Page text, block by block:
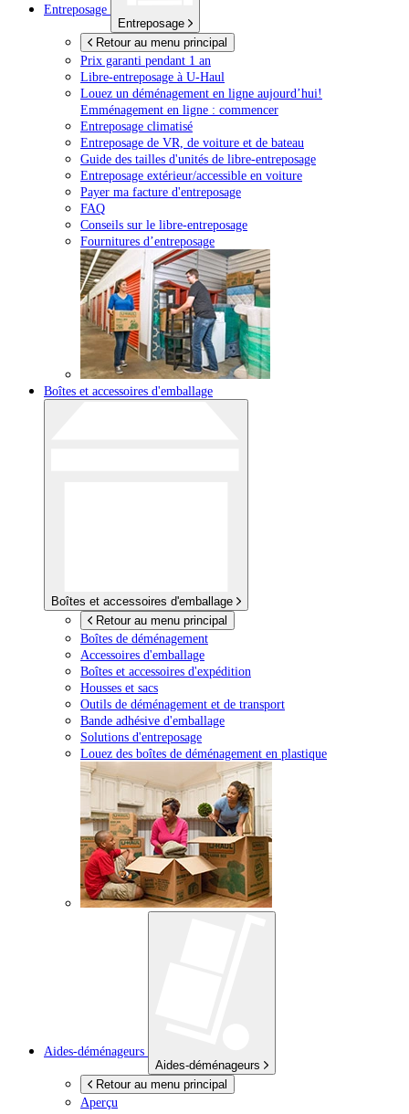
Entreposage
Entreposage
Retour au menu principal
Prix garanti pendant 1 an
Libre-entreposage à U-Haul
Louez un déménagement en ligne aujourd’hui!
Emménagement en ligne : commencer
Entreposage climatisé
Entreposage de VR, de voiture et de bateau
Guide des tailles d'unités de libre-entreposage
Entreposage extérieur/accessible en voiture
Payer ma facture d'entreposage
FAQ
Conseils sur le libre-entreposage
Fournitures d’entreposage
Boîtes et accessoires d'emballage
Boîtes et accessoires d'emballage
Retour au menu principal
Boîtes de déménagement
Accessoires d'emballage
Boîtes et accessoires d'expédition
Housses et sacs
Outils de déménagement et de transport
Bande adhésive d'emballage
Solutions d'entreposage
Louez des boîtes de déménagement en plastique
Aides-déménageurs
Aides-déménageurs
Retour au menu principal
Aperçu